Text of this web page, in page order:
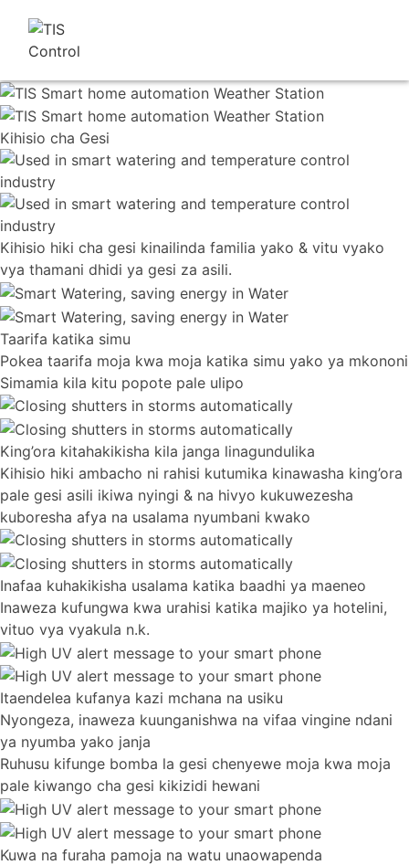
Kihisio cha Gesi
Kihisio hiki cha gesi kinailinda familia yako & vitu vyako
vya thamani dhidi ya gesi za asili.
Taarifa katika simu
Pokea taarifa moja kwa moja katika simu yako ya mkononi
Simamia kila kitu popote pale ulipo
King’ora kitahakikisha kila janga linagundulika
Kihisio hiki ambacho ni rahisi kutumika kinawasha king’ora
pale gesi asili ikiwa nyingi & na hivyo kukuwezesha
kuboresha afya na usalama nyumbani kwako
Inafaa kuhakikisha usalama katika baadhi ya maeneo
Inaweza kufungwa kwa urahisi katika majiko ya hotelini,
vituo vya vyakula n.k.
Itaendelea kufanya kazi mchana na usiku
Nyongeza, inaweza kuunganishwa na vifaa vingine ndani
ya nyumba yako janja
Ruhusu kifunge bomba la gesi chenyewe moja kwa moja
pale kiwango cha gesi kikizidi hewani
Kuwa na furaha pamoja na watu unaowapenda